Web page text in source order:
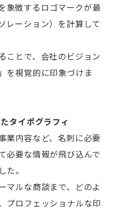
徴するロゴマークが最
レーション）を計算して
ことで、会社のビジョン
を視覚的に印象づけま
タイポグラフィ
業内容など、名刺に必要
必要な情報が飛び込んで
。
マルな商談まで、どのよ
プロフェッショナルな印